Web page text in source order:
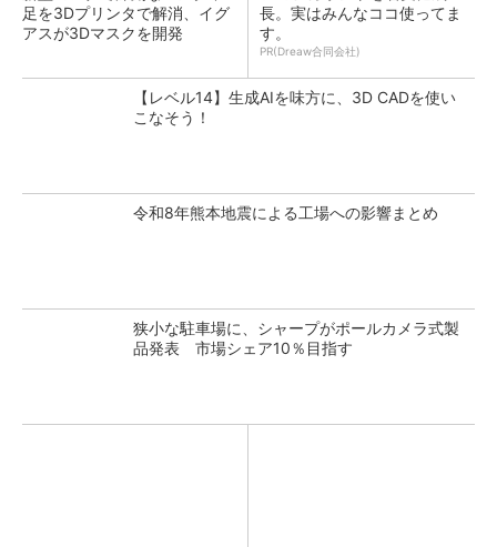
足を3Dプリンタで解消、イグ
アスが3Dマスクを開発
長。実はみんなココ使ってま
す。
PR(Dreaw合同会社)
【レベル14】生成AIを味方に、3D CADを使い
こなそう！
令和8年熊本地震による工場への影響まとめ
狭小な駐車場に、シャープがポールカメラ式製
品発表 市場シェア10％目指す